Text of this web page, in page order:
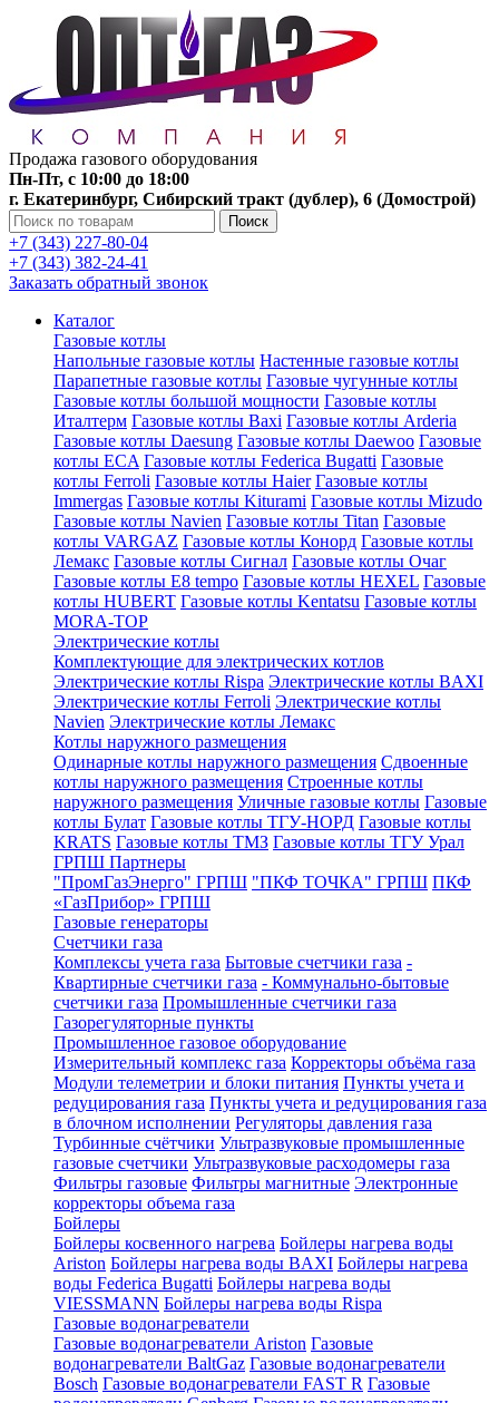
Продажа газового оборудования
Пн-Пт, с 10:00 до 18:00
г. Екатеринбург, Сибирский тракт (дублер), 6 (Домострой)
Поиск
+7 (343) 227-80-04
+7 (343) 382-24-41
Заказать обратный звонок
Каталог
Газовые котлы
Напольные газовые котлы Настенные газовые котлы
Парапетные газовые котлы Газовые чугунные котлы
Газовые котлы большой мощности Газовые котлы
Италтерм Газовые котлы Baxi Газовые котлы Arderia
Газовые котлы Daesung Газовые котлы Daewoo Газовые
котлы ECA Газовые котлы Federica Bugatti Газовые
котлы Ferroli Газовые котлы Haier Газовые котлы
Immergas Газовые котлы Kiturami Газовые котлы Mizudo
Газовые котлы Navien Газовые котлы Titan Газовые
котлы VARGAZ Газовые котлы Конорд Газовые котлы
Лемакс Газовые котлы Сигнал Газовые котлы Очаг
Газовые котлы E8 tempo Газовые котлы HEXEL Газовые
котлы HUBERT Газовые котлы Kentatsu Газовые котлы
MORA-TOP
Электрические котлы
Комплектующие для электрических котлов
Электрические котлы Rispa Электрические котлы BAXI
Электрические котлы Ferroli Электрические котлы
Navien Электрические котлы Лемакс
Котлы наружного размещения
Одинарные котлы наружного размещения Сдвоенные
котлы наружного размещения Строенные котлы
наружного размещения Уличные газовые котлы Газовые
котлы Булат Газовые котлы ТГУ-НОРД Газовые котлы
KRATS Газовые котлы ТМЗ Газовые котлы ТГУ Урал
ГРПШ Партнеры
"ПромГазЭнерго" ГРПШ "ПКФ ТОЧКА" ГРПШ ПКФ
«ГазПрибор» ГРПШ
Газовые генераторы
Счетчики газа
Комплексы учета газа Бытовые счетчики газа -
Квартирные счетчики газа - Коммунально-бытовые
счетчики газа Промышленные счетчики газа
Газорегуляторные пункты
Промышленное газовое оборудование
Измерительный комплекс газа Корректоры объёма газа
Модули телеметрии и блоки питания Пункты учета и
редуцирования газа Пункты учета и редуцирования газа
в блочном исполнении Регуляторы давления газа
Турбинные счётчики Ультразвуковые промышленные
газовые счетчики Ультразвуковые расходомеры газа
Фильтры газовые Фильтры магнитные Электронные
корректоры объема газа
Бойлеры
Бойлеры косвенного нагрева Бойлеры нагрева воды
Ariston Бойлеры нагрева воды BAXI Бойлеры нагрева
воды Federica Bugatti Бойлеры нагрева воды
VIESSMANN Бойлеры нагрева воды Rispa
Газовые водонагреватели
Газовые водонагреватели Ariston Газовые
водонагреватели BaltGaz Газовые водонагреватели
Bosch Газовые водонагреватели FAST R Газовые